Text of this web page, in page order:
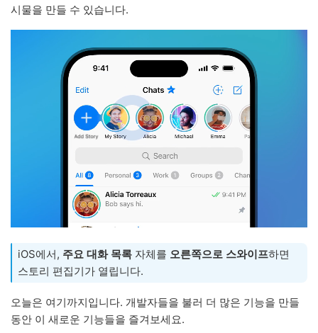
시물을 만들 수 있습니다.
iOS에서, 주요 대화 목록 자체를 오른쪽으로 스와이프하면
스토리 편집기가 열립니다.
오늘은 여기까지입니다. 개발자들을 불러 더 많은 기능을 만들
동안 이 새로운 기능들을 즐겨보세요.